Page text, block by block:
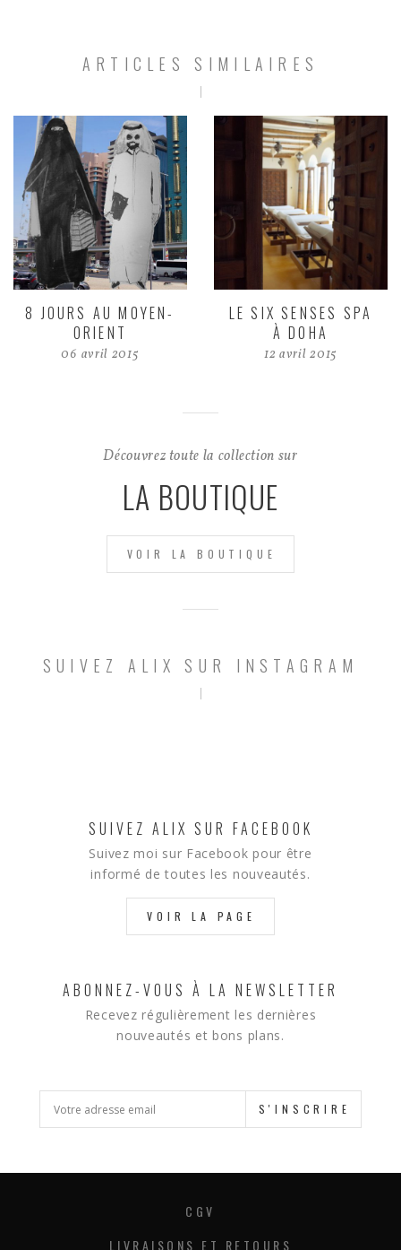
ARTICLES SIMILAIRES
8 JOURS AU MOYEN-
ORIENT
06 avril 2015
LE SIX SENSES SPA
À DOHA
12 avril 2015
Découvrez toute la collection sur
LA BOUTIQUE
VOIR LA BOUTIQUE
SUIVEZ ALIX SUR INSTAGRAM
SUIVEZ ALIX SUR FACEBOOK
Suivez moi sur Facebook pour être
informé de toutes les nouveautés.
VOIR LA PAGE
ABONNEZ-VOUS À LA NEWSLETTER
Recevez régulièrement les dernières
nouveautés et bons plans.
S'INSCRIRE
CGV
LIVRAISONS ET RETOURS